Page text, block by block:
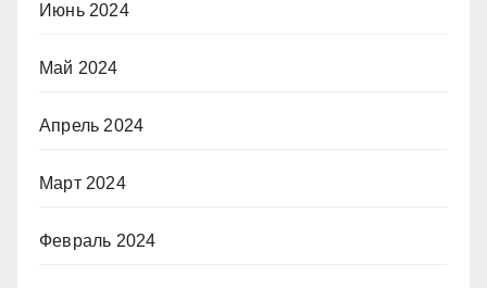
Июнь 2024
Май 2024
Апрель 2024
Март 2024
Февраль 2024